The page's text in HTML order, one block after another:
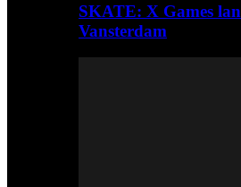
SKATE: X Games
Vansterdam